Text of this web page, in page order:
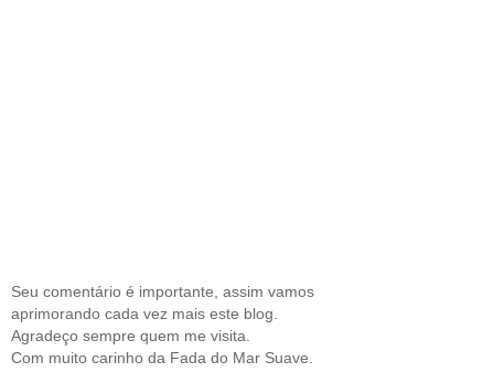
Seu comentário é importante, assim vamos
aprimorando cada vez mais este blog.
Agradeço sempre quem me visita.
Com muito carinho da Fada do Mar Suave.